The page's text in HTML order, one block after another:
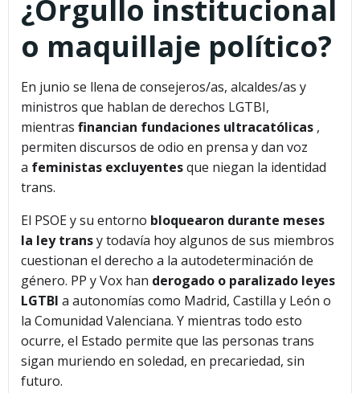
¿Orgullo institucional
o maquillaje político?
En junio se llena de consejeros/as, alcaldes/as y
ministros que hablan de derechos LGTBI,
mientras financian fundaciones ultracatólicas ,
permiten discursos de odio en prensa y dan voz
a feministas excluyentesque niegan la identidad
trans.
El PSOE y su entorno bloquearon durante meses
la ley transy todavía hoy algunos de sus miembros
cuestionan el derecho a la autodeterminación de
género. PP y Vox han derogado o paralizado leyes
LGTBI a autonomías como Madrid, Castilla y León o
la Comunidad Valenciana. Y mientras todo esto
ocurre, el Estado permite que las personas trans
sigan muriendo en soledad, en precariedad, sin
futuro.